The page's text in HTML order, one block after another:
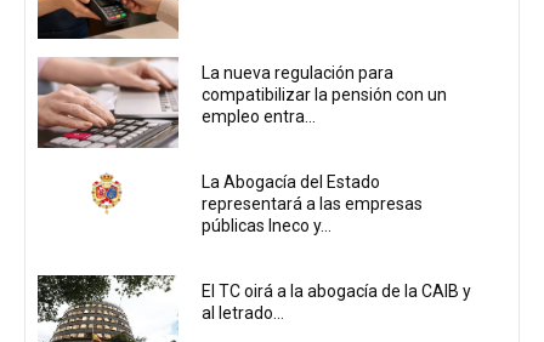
La nueva regulación para
compatibilizar la pensión con un
empleo entra...
La Abogacía del Estado
representará a las empresas
públicas Ineco y...
El TC oirá a la abogacía de la CAIB y
al letrado...